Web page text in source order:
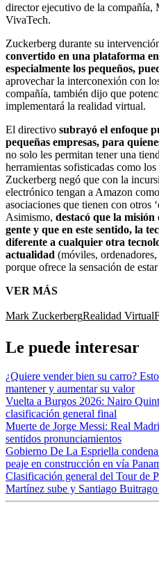
director ejecutivo de la compañía,
VivaTech.
Zuckerberg durante su
convertido en una plataforma
especialmente los pequeños,
aprovechar la interconexión con
compañía, también dijo que
implementará la realidad virtual.
El directivo subrayó el enfoque
pequeñas empresas, para
no solo les permitan tener una
herramientas sofisticadas como
Zuckerberg negó que con la
electrónico tengan a Amazon
asociaciones que tienen con otros
Asimismo, destacó que la misión
gente y que en este sentido, la
diferente a cualquier otra
actualidad (móviles,
porque ofrece la sensación de
VER MÁS
Mark ZuckerbergRealidad Virtual
Le puede interesar
¿Quiere vender bien su carro?
mantener y aumentar su valor
Vuelta a Burgos 2026: Nairo
clasificación general final
Muerte de Jorge Messi: Real
sentidos pronunciamientos
Gobierno De La Espriella
peaje en construcción en vía
Clasificación general del Tour de
Martínez sube y Santiago